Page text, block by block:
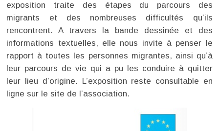
exposition traite des étapes du parcours des
migrants et des nombreuses difficultés qu’ils
rencontrent. A travers la bande dessinée et des
informations textuelles, elle nous invite à penser le
rapport à toutes les personnes migrantes, ainsi qu’à
leur parcours de vie qui a pu les conduire à quitter
leur lieu d’origine. L’exposition reste consultable en
ligne sur le site de l’association.